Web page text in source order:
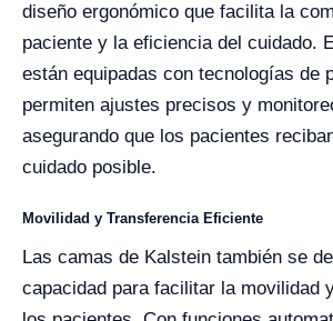
diseño ergonómico que facilita la
paciente y la eficiencia del cuidado.
están equipadas con tecnologías de
permiten ajustes precisos y
asegurando que los pacientes
cuidado posible.
Movilidad y Transferencia Eficiente
Las camas de Kalstein también se
capacidad para facilitar la movilidad